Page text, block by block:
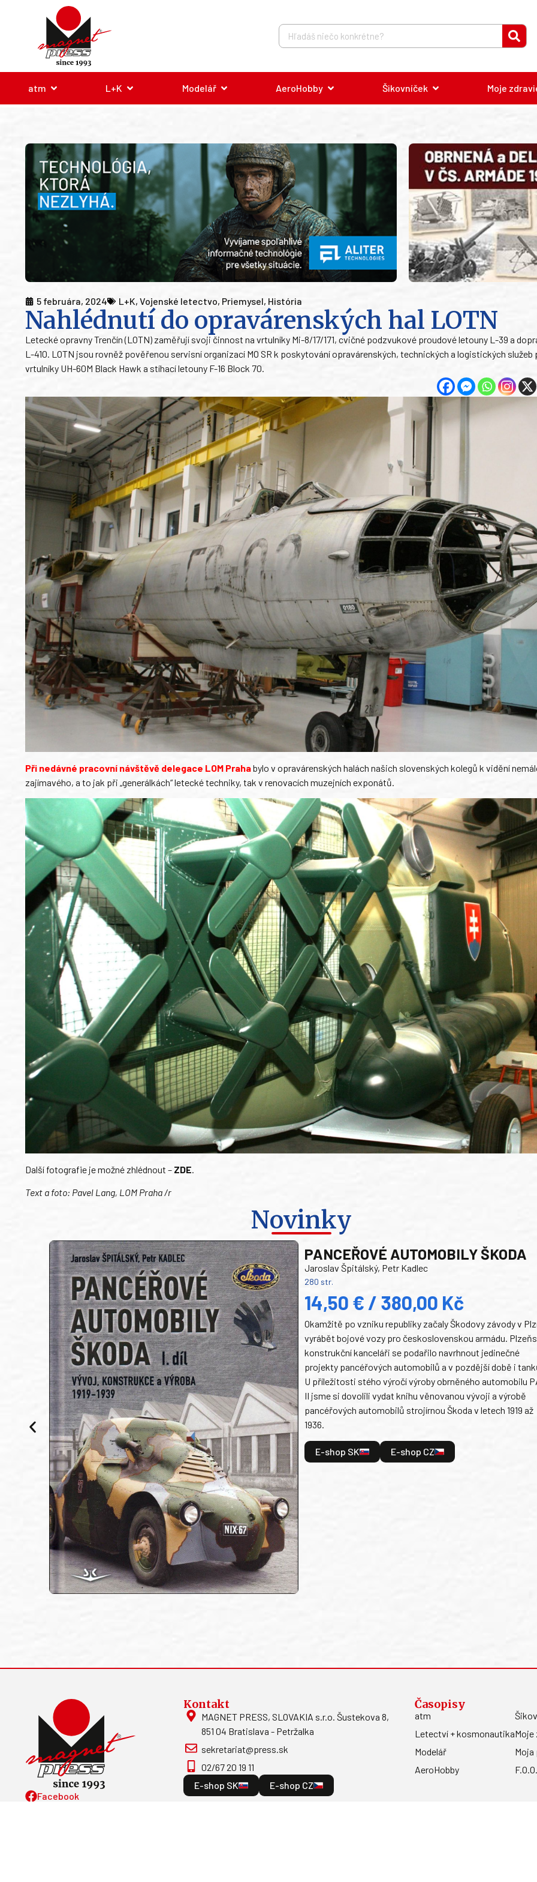
atm L+K Modelář AeroHobby Šikovníček Moje
5 februára, 2024 L+K, Vojenské letectvo, Priemysel, História
Nahlédnutí do opravárenských hal LOTN
Letecké opravny Trenčín (LOTN) zaměřují svoji činnost na vrtulníky Mi-8/17/171, cvičné podzvukové proudové letouny L-39 a
L-410. LOTN jsou rovněž pověřenou servisní organizací MO SR k poskytování opravárenských, technických a logistických služeb
vrtulníky UH-60M Black Hawk a stíhací letouny F-16 Block 70.
Při nedávné pracovní návštěvě delegace LOM Prahabylo v opravárenských halách našich slovenských kolegů k vidění
zajímavého, a to jak při „generálkách“ letecké techniky, tak v renovacích muzejních exponátů.
Další fotografie je možné zhlédnout – ZDE
Text a foto: Pavel Lang, LOM Praha /r
Novinky
PANCEŘOVÉ AUTOMOBILY ŠKODA
Jaroslav Špitálský, Petr Kadlec
280 str.
14,50 € / 380,00 Kč
Okamžitě po vzniku republiky začaly Škodovy závody v
vyrábět bojové vozy pro československou armádu.
konstrukční kanceláři se podařilo navrhnout jedinečné
projekty pancéřových automobilů a v pozdější době i
U příležitosti stého výročí výroby obrněného automobilu
II jsme si dovolili vydat knihu věnovanou vývoji a výrobě
pancéřových automobilů strojírnou Škoda v letech 1919 až
1936.
E-shop SK E-shop CZ
Facebook
Kontakt
MAGNET PRESS, SLOVAKIA s.r.o. Šustekova 8,
851 04 Bratislava - Petržalka
sekretariat@press.sk
02/67 20 19 11
E-shop SK
E-shop CZ
Časopisy
atm
Letectví + kosmonautika
Modelář
AeroHobby
Moje
Moja